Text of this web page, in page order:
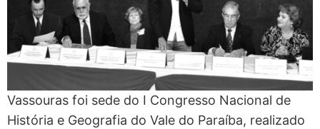
Vassouras foi sede do I Congresso Nacional de
História e Geografia do Vale do Paraíba, realizado